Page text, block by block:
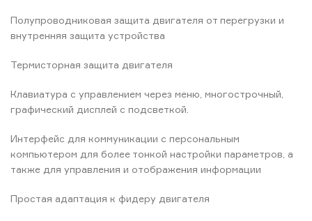
Полупроводниковая защита двигателя от перегрузки и
внутренняя защита устройства
Термисторная защита двигателя
Клавиатура с управлением через меню, многострочный,
графический дисплей с подсветкой.
Интерфейс для коммуникации с персональным
компьютером для более тонкой настройки параметров, а
также для управления и отображения информации
Простая адаптация к фидеру двигателя